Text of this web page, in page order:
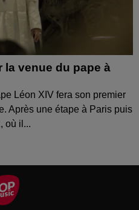
venue du pape à
Léon XIV fera son premier
Après une étape à Paris puis
où il...